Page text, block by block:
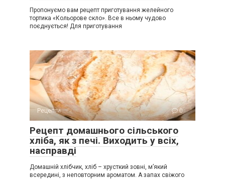
Пропонуємо вам рецепт приготування желейного
тортика «Кольорове скло». Все в ньому чудово
поєднується! Для приготування
Рецепти 0
Рецепт домашнього сільського
хліба, як з печі. Виходить у всіх,
насправді
Домашній хлібчик, хліб – хрусткий зовні, м’який
всередині, з неповторним ароматом. А запах свіжого